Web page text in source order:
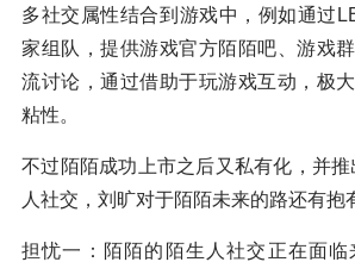
多社交属性结合到游戏中，例如通过
家组队，提供游戏官方陌陌吧、游戏
流讨论，通过借助于玩游戏互动，极
粘性。
不过陌陌成功上市之后又私有化，并
人社交，刘旷对于陌陌未来的路还有抱
担忧一：陌陌的陌生人社交正在面